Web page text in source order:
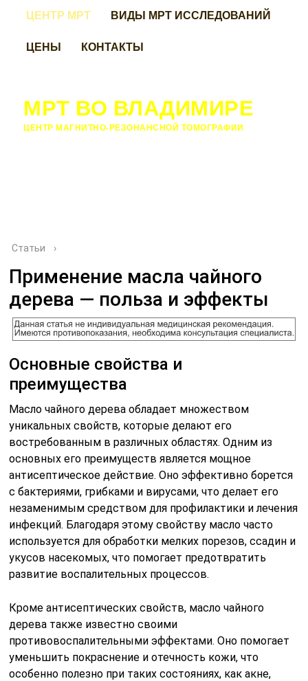
ЦЕНТР МРТ
ВИДЫ МРТ ИССЛЕДОВАНИЙ
ЦЕНЫ
КОНТАКТЫ
МРТ ВО ВЛАДИМИРЕ
ЦЕНТР МАГНИТНО-РЕЗОНАНСНОЙ ТОМОГРАФИИ
Статьи ›
Применение масла чайного
дерева — польза и эффекты
Основные свойства и
преимущества
Масло чайного дерева обладает множеством
уникальных свойств, которые делают его
востребованным в различных областях. Одним из
основных его преимуществ является мощное
антисептическое действие. Оно эффективно борется
с бактериями, грибками и вирусами, что делает его
незаменимым средством для профилактики и лечения
инфекций. Благодаря этому свойству масло часто
используется для обработки мелких порезов, ссадин и
укусов насекомых, что помогает предотвратить
развитие воспалительных процессов.
Кроме антисептических свойств, масло чайного
дерева также известно своими
противовоспалительными эффектами. Оно помогает
уменьшить покраснение и отечность кожи, что
особенно полезно при таких состояниях, как акне,